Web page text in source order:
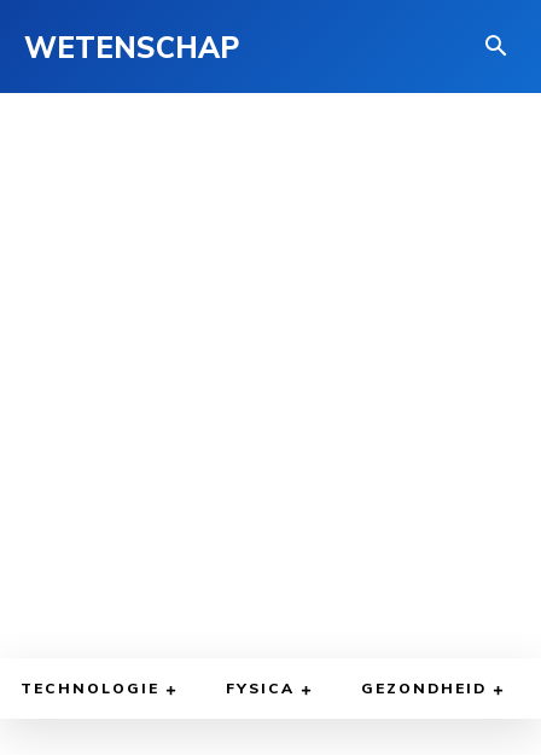
WETENSCHAP
TECHNOLOGIE FYSICA GEZONDHEID